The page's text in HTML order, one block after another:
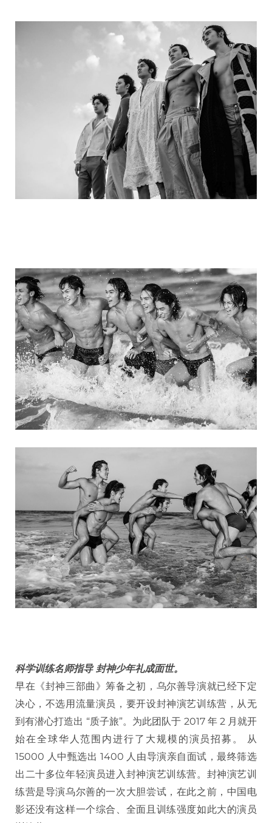
科学训练名师指导 封神少年礼成面世。
早在《封神三部曲》筹备之初，乌尔善导演就已经下定
决心，不选用流量演员，要开设封神演艺训练营，从无
到有潜心打造出 “质子旅”。为此团队于 2017 年 2 月就开
始在全球华人范围内进行了大规模的演员招募。 从
15000 人中甄选出 1400 人由导演亲自面试，最终筛选
出二十多位年轻演员进入封神演艺训练营。封神演艺训
练营是导演乌尔善的一次大胆尝试，在此之前，中国电
影还没有这样一个综合、全面且训练强度如此大的演员